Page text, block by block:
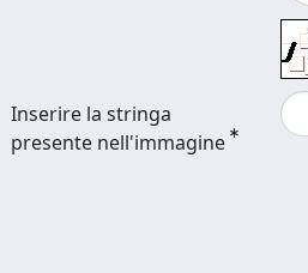
Inserire la stringa
presente nell'immagine